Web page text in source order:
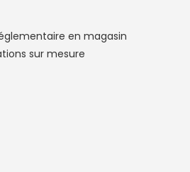
en magasin
sur mesure